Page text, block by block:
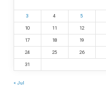
3 4 5
10 11 12
17 18 19
24 25 26
31
« Jul